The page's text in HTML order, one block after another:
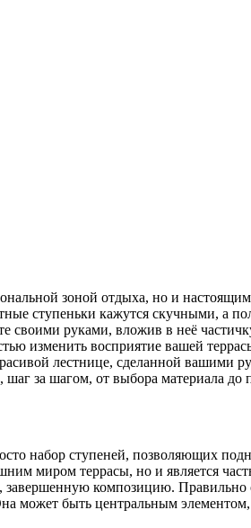
зоной отдыха, но и
ступеньки кажутся скучными, а
своими руками, вложив в неё
изменить восприятие вашей
лестнице, сделанной вашими
шаг за шагом, от выбора материала
набор ступеней, позволяющих
миром террасы, но и является
композицию.
может быть центральным